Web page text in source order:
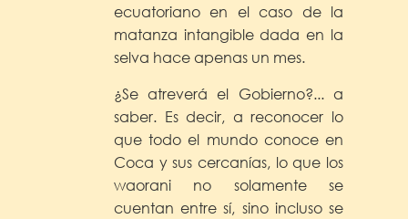
ecuatoriano en el caso de la
matanza intangible dada en la
selva hace apenas un mes.
¿Se atreverá el Gobierno?... a
saber. Es decir, a reconocer lo
que todo el mundo conoce en
Coca y sus cercanías, lo que los
waorani no solamente se
cuentan entre sí, sino incluso se